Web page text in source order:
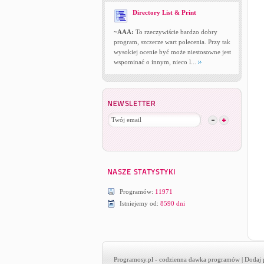
Directory List & Print
~AAA: To rzeczywiście bardzo dobry
program, szczerze wart polecenia. Przy tak
wysokiej ocenie być może niestosowne jest
wspominać o innym, nieco l...
Programów: 11971
Istniejemy od: 8590 dni
Programosy.pl - codzienna dawka programów | Dodaj